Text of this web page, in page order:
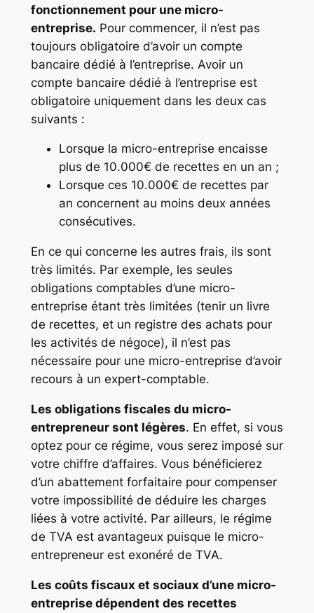
fonctionnement pour une micro-
entreprise. Pour commencer, il n’est pas
toujours obligatoire d’avoir un compte
bancaire dédié à l’entreprise. Avoir un
compte bancaire dédié à l’entreprise est
obligatoire uniquement dans les deux cas
suivants :
Lorsque la micro-entreprise encaisse
plus de 10.000€ de recettes en un an ;
Lorsque ces 10.000€ de recettes par
an concernent au moins deux années
consécutives.
En ce qui concerne les autres frais, ils sont
très limités. Par exemple, les seules
obligations comptables d’une micro-
entreprise étant très limitées (tenir un livre
de recettes, et un registre des achats pour
les activités de négoce), il n’est pas
nécessaire pour une micro-entreprise d’avoir
recours à un expert-comptable.
Les obligations fiscales du micro-
entrepreneur sont légères. En effet, si vous
optez pour ce régime, vous serez imposé sur
votre chiffre d’affaires. Vous bénéficierez
d’un abattement forfaitaire pour compenser
votre impossibilité de déduire les charges
liées à votre activité. Par ailleurs, le régime
de TVA est avantageux puisque le micro-
entrepreneur est exonéré de TVA.
Les coûts fiscaux et sociaux d’une micro-
entreprise dépendent des recettes